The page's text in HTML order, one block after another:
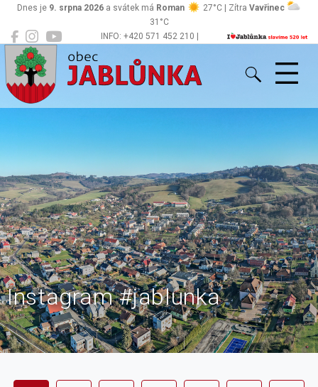
INFO: +420 571 452 210 |
Dnes je 9. srpna 2026 a svátek má Roman 27°C | Zítra Vavřinec
31°C
Jablůnka
Instagram #jablunka